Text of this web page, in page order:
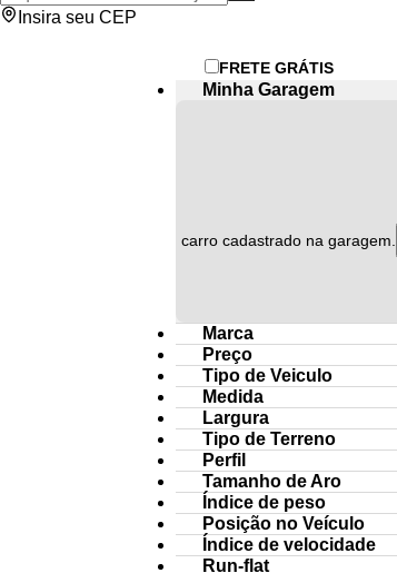
Insira seu CEP
FRETE GRÁTIS
Minha Garagem
encontramos nenhum carro cadastrado na garagem.
Marca
Preço
Tipo de Veiculo
Medida
Largura
Tipo de Terreno
Perfil
Tamanho de Aro
Índice de peso
Posição no Veículo
Índice de velocidade
Run-flat